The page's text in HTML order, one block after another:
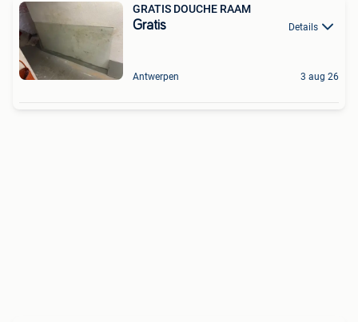
GRATIS DOUCHE RAAM
Gratis Details
Antwerpen 3 aug 26